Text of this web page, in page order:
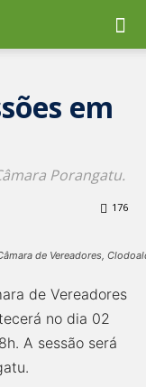
em
Porangatu.
176
de Vereadores,
de Vereadores
no dia 02
A sessão será